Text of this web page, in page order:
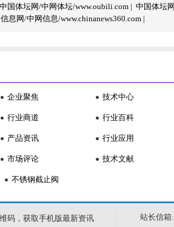
中国体坛网/中网体坛/www.oubili.com | 中国体坛
息网/中网信息/www.chinanews360.com |
企业聚焦
行业商道
产品资讯
市场评论
技术中心
行业百科
行业应用
技术文献
不锈钢截止阀
码，获取手机版最新资讯 站长信箱